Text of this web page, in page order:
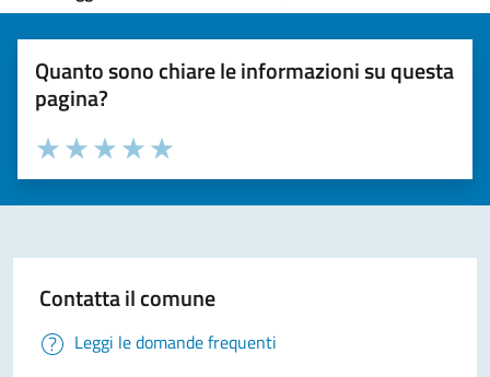
Quanto sono chiare le informazioni su questa
pagina?
Valuta la chiarezza delle informazioni (da 1 a 5 stelle)
Seleziona il numero di stelle per valutare la chiarezza delle
Valuta 5 stelle su 5
Valuta 4 stelle su 5
Valuta 3 stelle su 5
Valuta 2 stelle su 5
Valuta 1 stelle su 5
Contatta il comune
Leggi le domande frequenti